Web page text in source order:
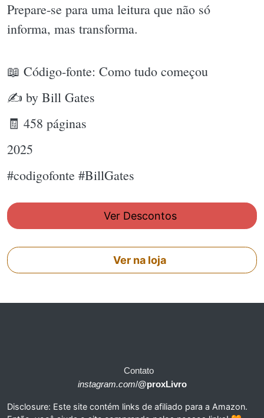
Prepare-se para uma leitura que não só
informa, mas transforma.
📖 Código-fonte: Como tudo começou
✍ by Bill Gates
🧾 458 páginas
2025
#codigofonte #BillGates
Ver Descontos
Ver na loja
Contato
instagram.com/@proxLivro
Disclosure: Este site contém links de afiliado para a Amazon.